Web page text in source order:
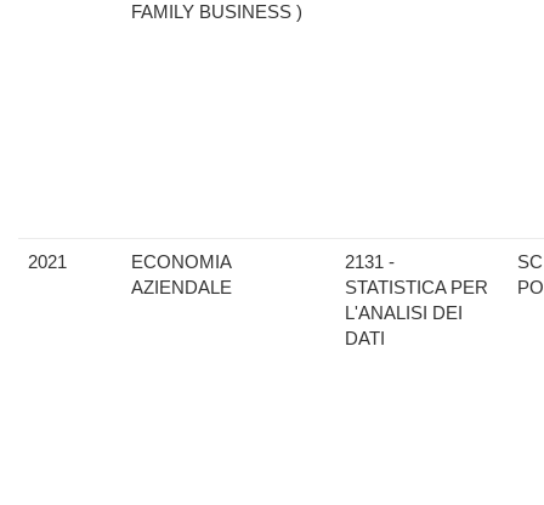
FAMILY BUSINESS )
2021
ECONOMIA
AZIENDALE
2131 -
STATISTICA PER
L'ANALISI DEI
DATI